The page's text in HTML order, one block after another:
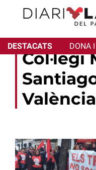
DESTACATS DONA
Col·legi
València